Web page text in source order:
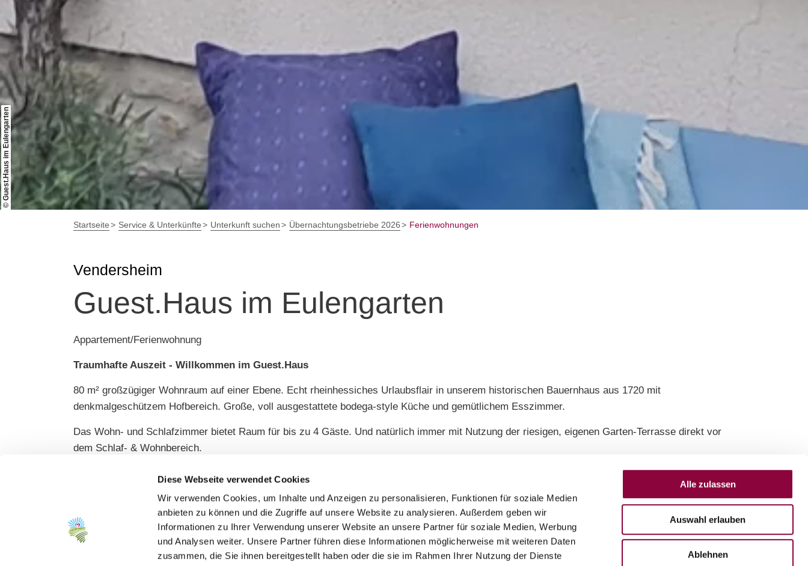
Diese Webseite verwendet Cookies
Wir verwenden Cookies, um Inhalte und Anzeigen zu personalisieren, Funktionen für soziale Medien
anbieten zu können und die Zugriffe auf unsere Website zu analysieren. Außerdem geben wir
Informationen zu Ihrer Verwendung unserer Website an unsere Partner für soziale Medien, Werbung
und Analysen weiter. Unsere Partner führen diese Informationen möglicherweise mit weiteren Daten
zusammen, die Sie ihnen bereitgestellt haben oder die sie im Rahmen Ihrer Nutzung der Dienste
Alle zulassen
Auswahl erlauben
Ablehnen
© Guest.Haus im Eulengarten
Startseite Service & Unterkünfte Unterkunft suchen Übernachtungsbetriebe 2026 Ferienwohnungen
Vendersheim
Guest.Haus im Eulengarten
Appartement/Ferienwohnung
Traumhafte Auszeit - Willkommen im Guest.Haus
80 m² großzügiger Wohnraum auf einer Ebene. Echt rheinhessiches Urlaubsflair in unserem historischen Bauernhaus aus 1720 mit
denkmalgeschützem Hofbereich. Große, voll ausgestattete bodega-style Küche und gemütlichem Esszimmer.
Das Wohn- und Schlafzimmer bietet Raum für bis zu 4 Gäste. Und natürlich immer mit Nutzung der riesigen, eigenen Garten-Terrasse direkt vor
dem Schlaf- & Wohnbereich.
Diese stilvolle Unterkunft eignet sich perfekt für eine traumhafte Auszeit. In der historischen, denkmalgeschützten Hofreite aus dem Jahr 1720 liegt
Touren & Ausflüge nach
- Alzey (18 km)
- Ingelheim (19 km)